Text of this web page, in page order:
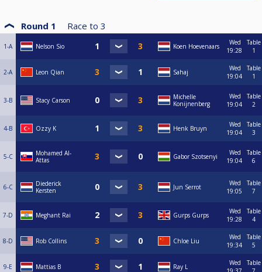
Round 1 Race to 3
1-A Nelson Sio Koen Hoevenaars
Wed
19:28
Table
1
2-A Leon Qian Sahaj
Wed
19:04
Table
1
3-B Stacy Carson
Michelle
Konijnenberg
Wed
19:04
Table
2
4-B Ozzy K Henk Bruyn
Wed
19:04
Table
3
5-C
Mohamed Al-
Attas
Gabor Szotsenyi
Wed
19:04
Table
6
6-C
Diederick
Kersten
Jun Serrot
Wed
19:05
Table
7
7-D Meghant Rai Gurps Gurps
Wed
19:28
Table
4
8-D Rob Collins Chloe Liu
Wed
19:34
Table
5
9-E Mattias B Ray L
Wed
Table